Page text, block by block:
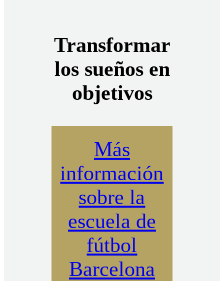
Transformar
los sueños en
objetivos
Más
información
sobre la
escuela de
fútbol
Barcelona